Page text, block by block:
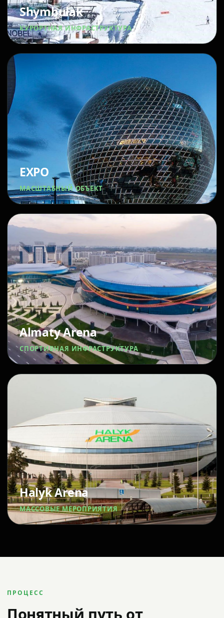
Shymbulak
КУРОРТНАЯ ИНФРАСТРУКТУРА
EXPO
МАСШТАБНЫЙ ОБЪЕКТ
Almaty Arena
СПОРТИВНАЯ ИНФРАСТРУКТУРА
Halyk Arena
МАССОВЫЕ МЕРОПРИЯТИЯ
ПРОЦЕСС
Понятный путь от